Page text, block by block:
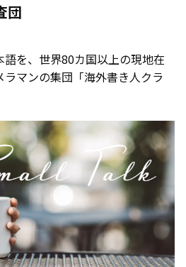
団
を、世界80カ国以上の現地在
マンの集団「海外書き人クラ